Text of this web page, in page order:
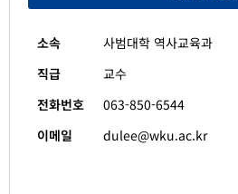
소속
사범대학 역사교육과
직급
교수
전화번호
063-850-6544
이메일
dulee@wku.ac.kr